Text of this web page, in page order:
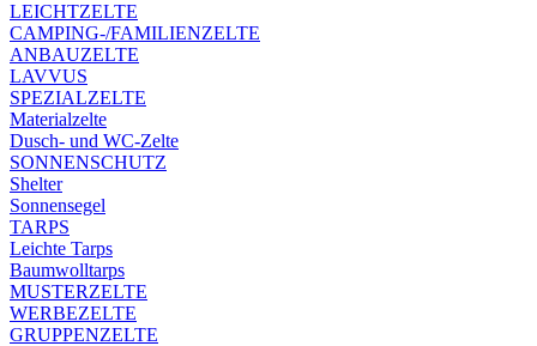
LEICHTZELTE
CAMPING-/FAMILIENZELTE
ANBAUZELTE
LAVVUS
SPEZIALZELTE
Materialzelte
Dusch- und WC-Zelte
SONNENSCHUTZ
Shelter
Sonnensegel
TARPS
Leichte Tarps
Baumwolltarps
MUSTERZELTE
WERBEZELTE
GRUPPENZELTE